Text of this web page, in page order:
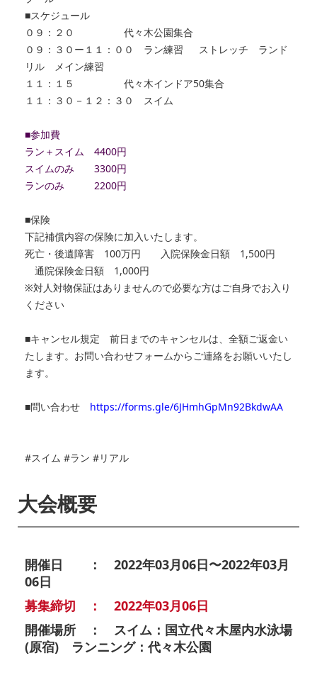
■スケジュール
０９：２０ 代々木公園集合
０９：３０ー１１：００ ラン練習 ストレッチ ランド
リル メイン練習
１１：１５ 代々木インドア50集合
１１：３０－１２：３０ スイム
■参加費
ラン＋スイム 4400円
スイムのみ 3300円
ランのみ 2200円
■保険
下記補償内容の保険に加入いたします。
死亡・後遺障害 100万円 入院保険金日額 1,500円
通院保険金日額 1,000円
※対人対物保証はありませんので必要な方はご自身でお入り
ください
■キャンセル規定 前日までのキャンセルは、全額ご返金い
たします。 お問い合わせフォームからご連絡をお願いいたし
ます。
■問い合わせ https://forms.gle/6JHmhGpMn92BkdwAA
#スイム #ラン #リアル
大会概要
開催日 ： 2022年03月06日〜2022年03月
06日
募集締切 ： 2022年03月06日
開催場所 ： スイム：国立代々木屋内水泳場
(原宿) ランニング：代々木公園